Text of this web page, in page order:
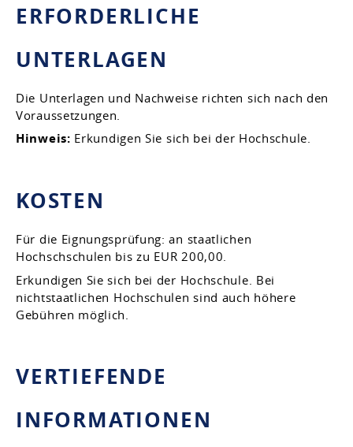
ERFORDERLICHE
UNTERLAGEN
Die Unterlagen und Nachweise richten sich nach den
Voraussetzungen.
Hinweis: Erkundigen Sie sich bei der Hochschule.
KOSTEN
Für die Eignungsprüfung: an staatlichen
Hochschschulen bis zu EUR 200,00.
Erkundigen Sie sich bei der Hochschule. Bei
nichtstaatlichen Hochschulen sind auch höhere
Gebühren möglich.
VERTIEFENDE
INFORMATIONEN